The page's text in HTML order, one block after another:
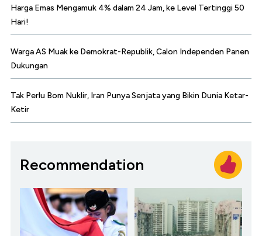
Harga Emas Mengamuk 4% dalam 24 Jam, ke Level Tertinggi 50
Hari!
Warga AS Muak ke Demokrat-Republik, Calon Independen Panen
Dukungan
Tak Perlu Bom Nuklir, Iran Punya Senjata yang Bikin Dunia Ketar-
Ketir
Recommendation